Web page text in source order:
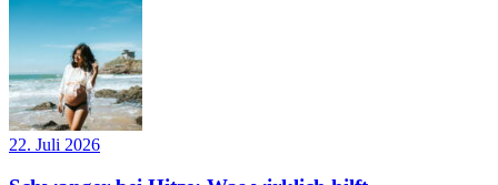
22. Juli 2026